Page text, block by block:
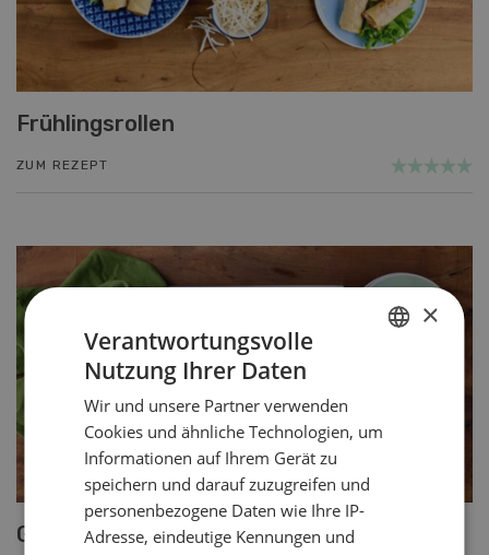
Frühlingsrollen
ZUM REZEPT
Getreide-Gemüseauflauf
×
Verantwortungsvolle
Nutzung Ihrer Daten
Wir und unsere Partner verwenden
Cookies und ähnliche Technologien, um
Informationen auf Ihrem Gerät zu
speichern und darauf zuzugreifen und
personenbezogene Daten wie Ihre IP-
Adresse, eindeutige Kennungen und